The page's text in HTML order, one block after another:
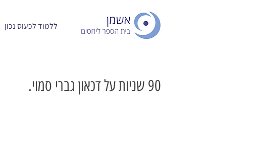
ללמוד לכעוס נכון
90 שניות על דכאון גברי סמוי.